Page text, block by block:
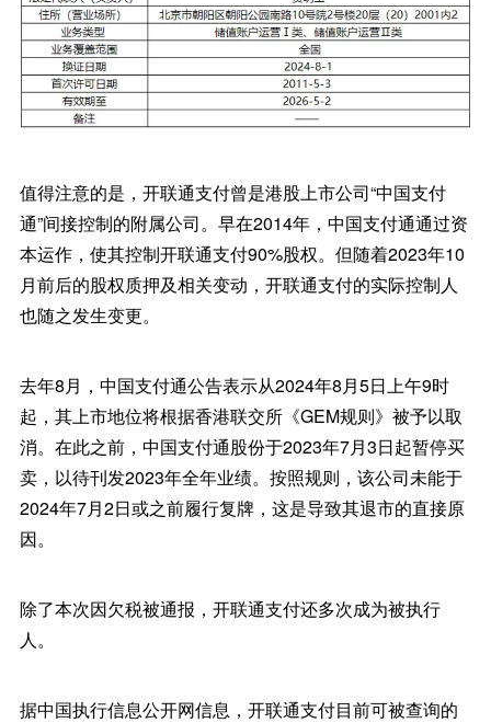
值得注意的是，开联通支付曾是港股上市公司“中国支付
通”间接控制的附属公司。早在2014年，中国支付通通过资
本运作，使其控制开联通支付90%股权。但随着2023年10
月前后的股权质押及相关变动，开联通支付的实际控制人
也随之发生变更。
去年8月，中国支付通公告表示从2024年8月5日上午9时
起，其上市地位将根据香港联交所《GEM规则》被予以取
消。在此之前，中国支付通股份于2023年7月3日起暂停买
卖，以待刊发2023年全年业绩。按照规则，该公司未能于
2024年7月2日或之前履行复牌，这是导致其退市的直接原
因。
除了本次因欠税被通报，开联通支付还多次成为被执行
人。
据中国执行信息公开网信息，开联通支付目前可被查询的